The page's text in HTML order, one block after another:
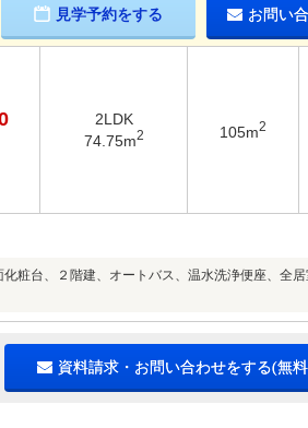
見学予約をする お問い
2LDK
74.75m2 105m2
粧台、２階建、オートバス、温水洗浄便座、全
資料請求・お問い合わせをする(無